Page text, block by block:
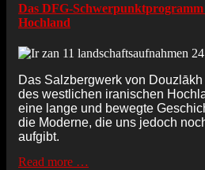
Das DFG-Schwerpunktprogramm
Hochland
Das Salzbergwerk von
des westlichen iranischen
eine lange und bewegte
die Moderne, die uns jedoch
aufgibt.
Read more …